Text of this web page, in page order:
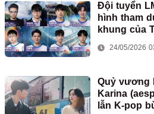
Đội tuyển
hình tham
khung của
24/05/2026
Quỷ vương
Karina
lẫn K-pop